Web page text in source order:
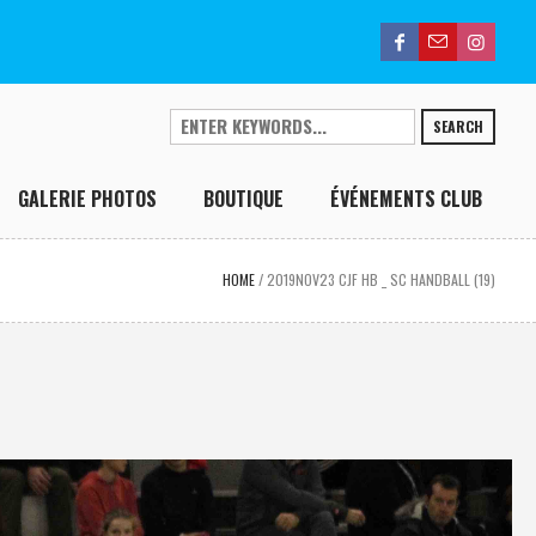
SEARCH
GALERIE PHOTOS BOUTIQUE ÉVÉNEMENTS CLUB
HOME /2019NOV23 CJF HB _ SC HANDBALL (19)